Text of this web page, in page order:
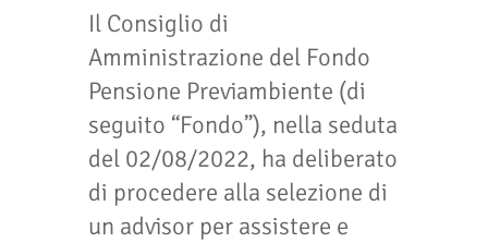
Il Consiglio di
Amministrazione del Fondo
Pensione Previambiente (di
seguito “Fondo”), nella seduta
del 02/08/2022, ha deliberato
di procedere alla selezione di
un advisor per assistere e